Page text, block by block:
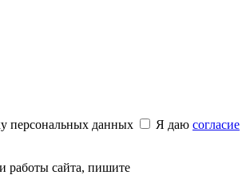
персональных данных Я даю согласие
работы сайта, пишите